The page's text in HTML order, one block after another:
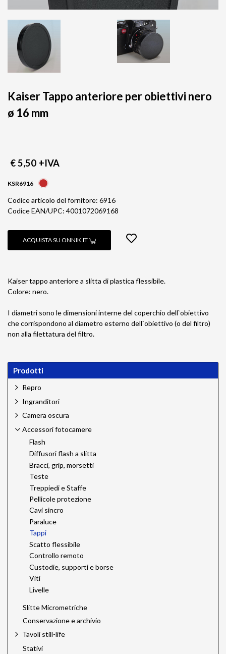
Kaiser Tappo anteriore per obiettivi nero
ø 16 mm
€ 5,50 +IVA
KSR6916
Codice articolo del fornitore: 6916
Codice EAN/UPC: 4001072069168
ACQUISTA SU ONNIK.IT
Kaiser tappo anteriore a slitta di plastica flessibile.
Colore: nero.
I diametri sono le dimensioni interne del coperchio dell`obiettivo
che corrispondono al diametro esterno dell`obiettivo (o del filtro)
non alla filettatura del filtro.
Prodotti
Repro
Ingranditori
Camera oscura
Accessori fotocamere
Flash
Diffusori flash a slitta
Bracci, grip, morsetti
Teste
Treppiedi e Staffe
Pellicole protezione
Cavi sincro
Paraluce
Tappi
Scatto flessibile
Controllo remoto
Custodie, supporti e borse
Viti
Livelle
Slitte Micrometriche
Conservazione e archivio
Tavoli still-life
Stativi